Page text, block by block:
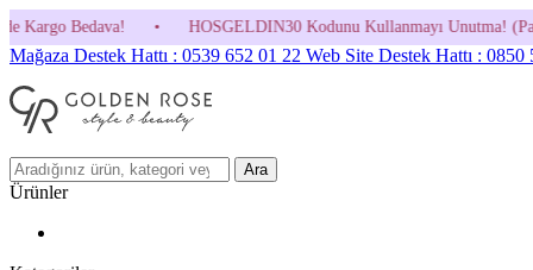
• HOSGELDIN30 Kodunu Kullanmayı Unutma! (Parfüm ve İndirimli
Mağaza Destek Hattı : 0539 652 01 22 Web Site Destek Hattı : 0850
Ara
Ürünler